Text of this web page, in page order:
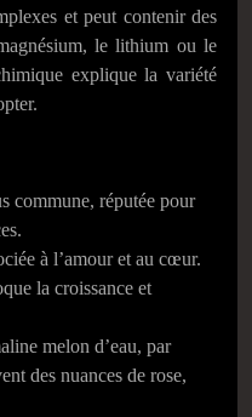
et peut contenir des
le lithium ou le
explique la variété
commune, réputée pour
à l’amour et au cœur.
la croissance et
melon d’eau, par
des nuances de rose,